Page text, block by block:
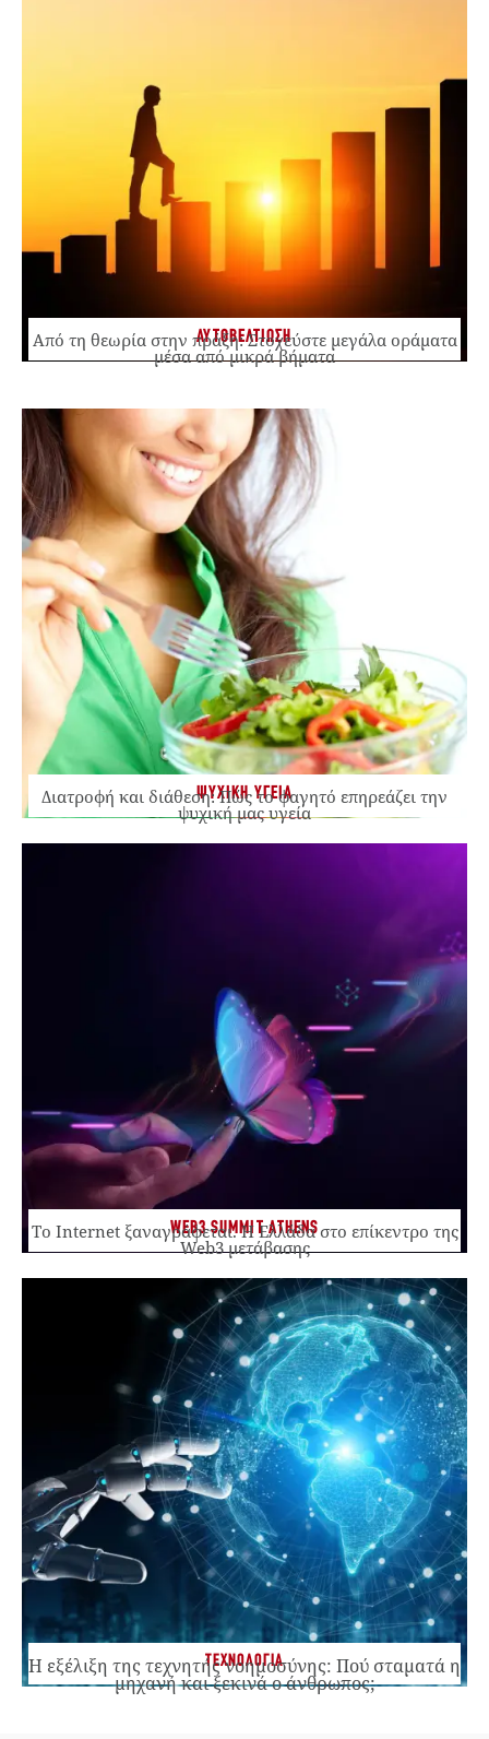
ΑΥΤΟΒΕΛΤΙΩΣΗ
Από τη θεωρία στην πράξη: Στοχεύστε μεγάλα οράματα
μέσα από μικρά βήματα
ΨΥΧΙΚΗ ΥΓΕΙΑ
Διατροφή και διάθεση: Πώς το φαγητό επηρεάζει την
ψυχική μας υγεία
WEB3 SUMMIT ATHENS
Το Internet ξαναγράφεται. Η Ελλάδα στο επίκεντρο της
Web3 μετάβασης
ΤΕΧΝΟΛΟΓΙΑ
Η εξέλιξη της τεχνητής νοημοσύνης: Πού σταματά η
μηχανή και ξεκινά ο άνθρωπος;